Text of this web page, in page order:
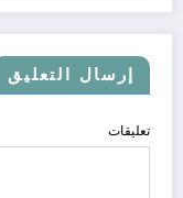
إرسال التعليق
تعليقات